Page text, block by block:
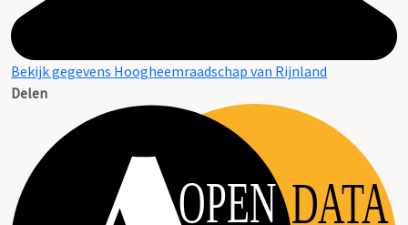
Bekijk gegevens Hoogheemraadschap van Rijnland
Delen
OPEN DATA